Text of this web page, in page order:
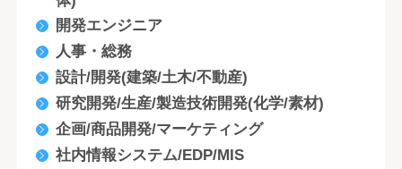
開発エンジニア
人事・総務
設計/開発(建築/土木/不動産)
研究開発/生産/製造技術開発(化学/素材)
企画/商品開発/マーケティング
社内情報システム/EDP/MIS